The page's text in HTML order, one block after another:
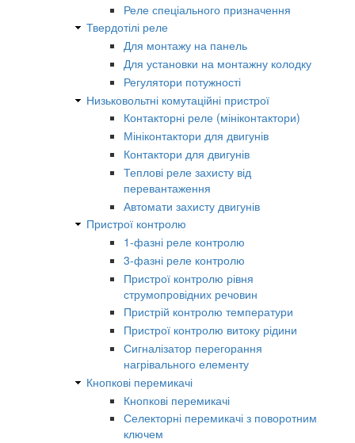
Реле спеціального призначення
Твердотілі реле
Для монтажу на панель
Для установки на монтажну колодку
Регулятори потужності
Низьковольтні комутаційні пристрої
Контакторні реле (мініконтактори)
Мініконтактори для двигунів
Контактори для двигунів
Теплові реле захисту від
перевантаження
Автомати захисту двигунів
Пристрої контролю
1-фазні реле контролю
3-фазні реле контролю
Пристрої контролю рівня
струмопровідних речовин
Пристрій контролю температури
Пристрої контролю витоку рідини
Сигналізатор перегорання
нагрівального елементу
Кнопкові перемикачі
Кнопкові перемикачі
Селекторні перемикачі з поворотним
ключем